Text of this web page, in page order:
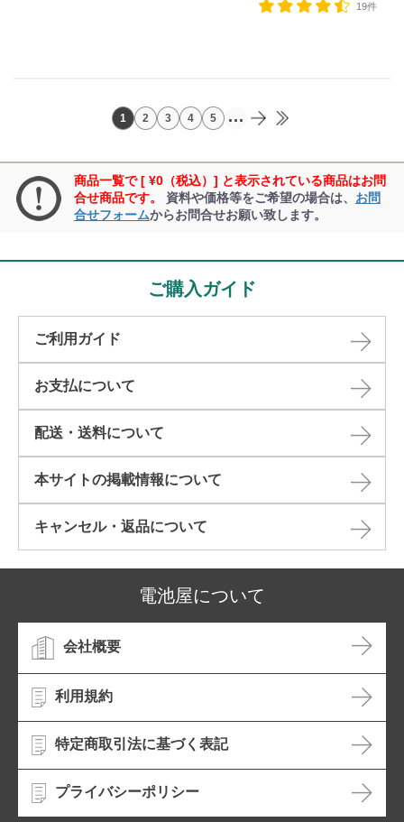
19件
1 2 3 4 5 ...
商品一覧で [ ¥0（税込）] と表示されている商品はお問
合せ商品です。
資料や価格等をご希望の場合は、 お問
合せフォームからお問合せお願い致します。
ご購入ガイド
ご利用ガイド
お支払について
配送・送料について
本サイトの掲載情報について​
キャンセル・返品について​
電池屋について
会社概要
利用規約
特定商取引法に基づく表記
プライバシーポリシー